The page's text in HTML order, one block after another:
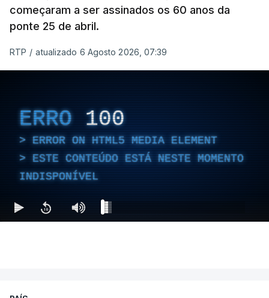
começaram a ser assinados os 60 anos da
ponte 25 de abril.
RTP / atualizado 6 Agosto 2026, 07:39
ERRO 100
ERROR ON HTML5 MEDIA ELEMENT
ESTE CONTEÚDO ESTÁ NESTE MOMENTO
INDISPONÍVEL